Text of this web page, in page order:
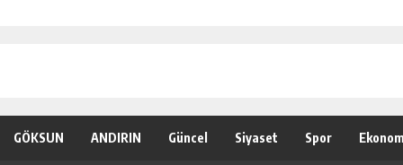
GÖKSUN ANDIRIN Güncel Siyaset Spor